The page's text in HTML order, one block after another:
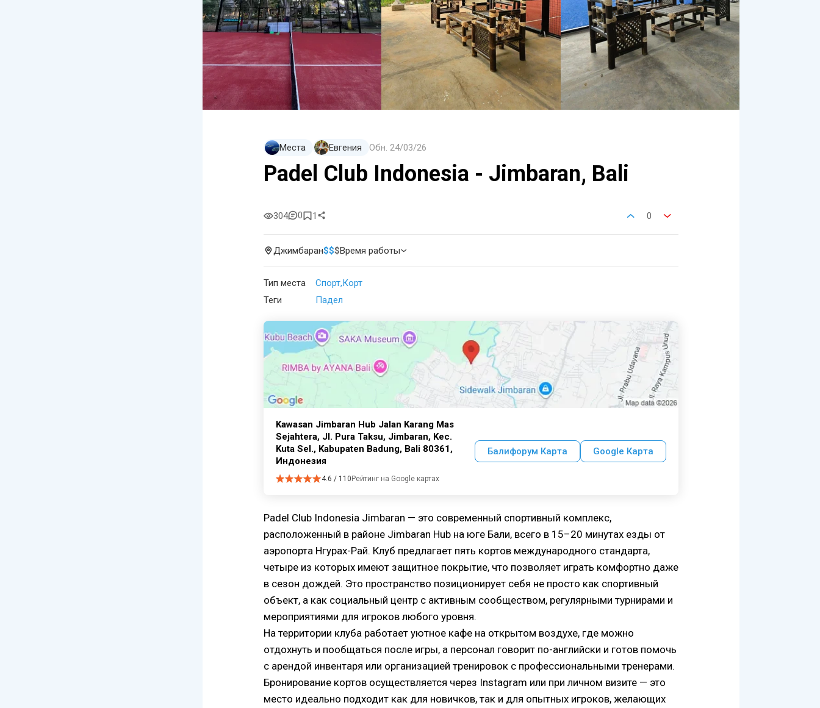
Места Евгения Обн. 24/03/26
Padel Club Indonesia - Jimbaran, Bali
304 0 1 0
Джимбаран$$$Время работы
Тип места Спорт Корт
Теги
Падел
Kawasan Jimbaran Hub Jalan Karang Mas
Sejahtera, Jl. Pura Taksu, Jimbaran, Kec.
Kuta Sel., Kabupaten Badung, Bali 80361,
Индонезия
4.6 / 110Рейтинг на Google картах
Балифорум Карта Google Карта
Padel Club Indonesia Jimbaran — это современный спортивный комплекс,
расположенный в районе Jimbaran Hub на юге Бали, всего в 15–20 минутах езды от
аэропорта Нгурах-Рай. Клуб предлагает пять кортов международного стандарта,
четыре из которых имеют защитное покрытие, что позволяет играть комфортно даже
в сезон дождей. Это пространство позиционирует себя не просто как спортивный
объект, а как социальный центр с активным сообществом, регулярными турнирами и
мероприятиями для игроков любого уровня.
На территории клуба работает уютное кафе на открытом воздухе, где можно
отдохнуть и пообщаться после игры, а персонал говорит по-английски и готов помочь
с арендой инвентаря или организацией тренировок с профессиональными тренерами.
Бронирование кортов осуществляется через Instagram или при личном визите — это
место идеально подходит как для новичков, так и для опытных игроков, желающих